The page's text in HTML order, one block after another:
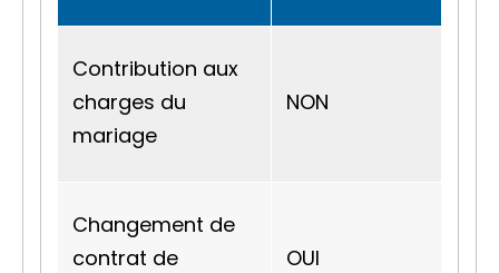
Contribution aux
charges du
mariage
NON
Changement de
contrat de
OUI